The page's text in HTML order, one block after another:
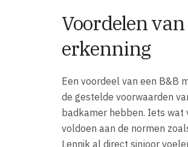
Voordelen
erkenning
Een voordeel van een B&B
de gestelde voorwaarden
badkamer hebben. Iets
voldoen aan de normen
Lennik al direct sinjoor